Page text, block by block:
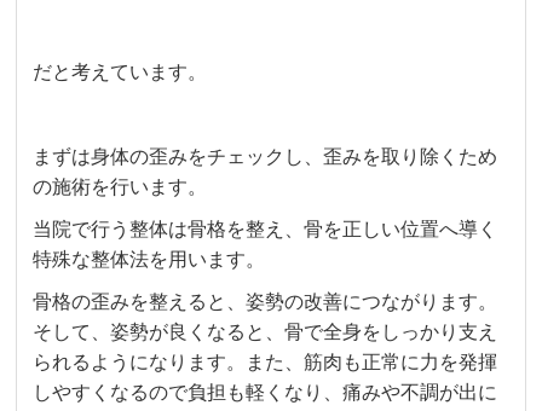
だと考えています。
まずは身体の歪みをチェックし、歪みを取り除くため
の施術を行います。
当院で行う整体は骨格を整え、骨を正しい位置へ導く
特殊な整体法を用います。
骨格の歪みを整えると、姿勢の改善につながります。
そして、姿勢が良くなると、骨で全身をしっかり支え
られるようになります。また、筋肉も正常に力を発揮
しやすくなるので負担も軽くなり、痛みや不調が出に